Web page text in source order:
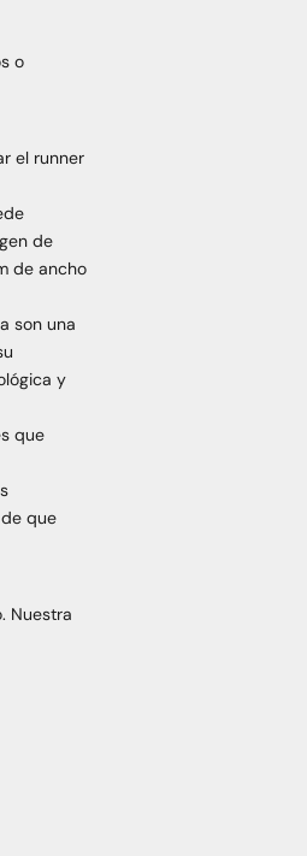
o
el runner
de
de ancho
son una
y
que
que
Nuestra